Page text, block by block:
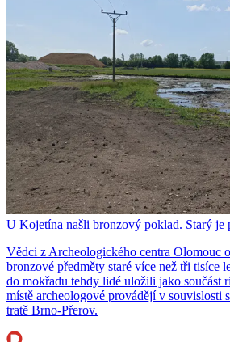
U Kojetína našli bronzový poklad. Starý je
Vědci z Archeologického centra Olomouc
bronzové předměty staré více než tři tisíce
do mokřadu tehdy lidé uložili jako součást
místě archeologové provádějí v souvislosti
tratě Brno-Přerov.